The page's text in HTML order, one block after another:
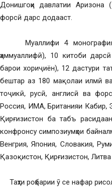
Донишгоҳи давлатии
форсӣ дарс додааст.
Муаллифи 4 монография,
ҳаммуаллифӣ), 10 китоби
барои хориҷиён), 12 дастури
бештар аз 180 мақолаи илмӣ
тоҷикӣ, русӣ, англисӣ ва
Россия, ИМА, Британияи Кабир,
Қирғизистон ба табъ
конфронсу симпозиумҳои
Венгрия, Япония, Словакия,
Қазоқистон, Қирғизистон, Литва
Таҳти роҳбарии ӯ се нафар